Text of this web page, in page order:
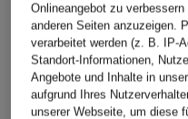
Onlineangebot zu
anderen Seiten anzuzeigen.
verarbeitet werden (z. B. IP-
Standort-Informationen,
Angebote und Inhalte in
aufgrund Ihres
unserer Webseite, um diese